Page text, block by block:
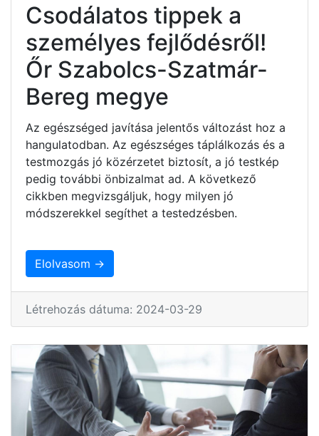
Csodálatos tippek a
személyes fejlődésről!
Őr Szabolcs-Szatmár-
Bereg megye
Az egészséged javítása jelentős változást hoz a
hangulatodban. Az egészséges táplálkozás és a
testmozgás jó közérzetet biztosít, a jó testkép
pedig további önbizalmat ad. A következő
cikkben megvizsgáljuk, hogy milyen jó
módszerekkel segíthet a testedzésben.
Elolvasom →
Létrehozás dátuma: 2024-03-29